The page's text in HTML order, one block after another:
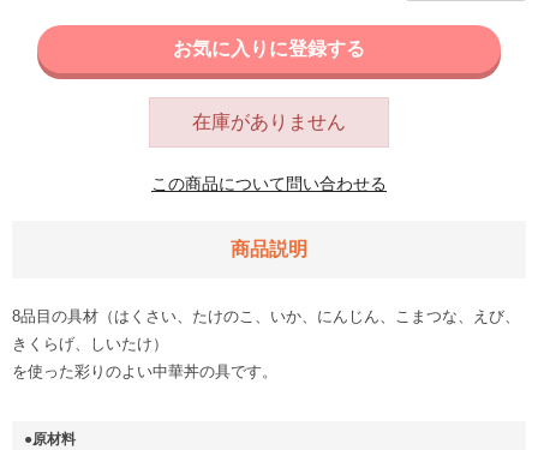
お気に入りに登録する
在庫がありません
この商品について問い合わせる
商品説明
8品目の具材（はくさい、たけのこ、いか、にんじん、こまつな、えび、
きくらげ、しいたけ）
を使った彩りのよい中華丼の具です。
●原材料